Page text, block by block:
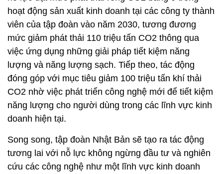
hoạt động sản xuất kinh doanh tại các công ty thành
viên của tập đoàn vào năm 2030, tương đương
mức giảm phát thải 110 triệu tấn CO2 thông qua
việc ứng dụng những giải pháp tiết kiệm năng
lượng và năng lượng sạch. Tiếp theo, tác động
đóng góp với mục tiêu giảm 100 triệu tấn khí thải
CO2 nhờ việc phát triển công nghệ mới để tiết kiệm
năng lượng cho người dùng trong các lĩnh vực kinh
doanh hiện tại.
Song song, tập đoàn Nhật Bản sẽ tạo ra tác động
tương lai với nỗ lực không ngừng đầu tư và nghiên
cứu các công nghệ như một lĩnh vực kinh doanh